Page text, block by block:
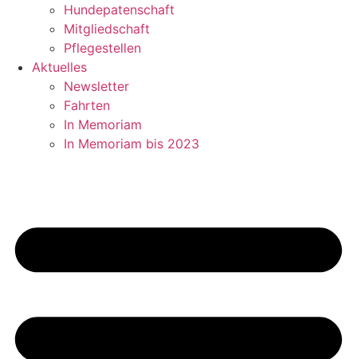
Hundepatenschaft
Mitgliedschaft
Pflegestellen
Aktuelles
Newsletter
Fahrten
In Memoriam
In Memoriam bis 2023